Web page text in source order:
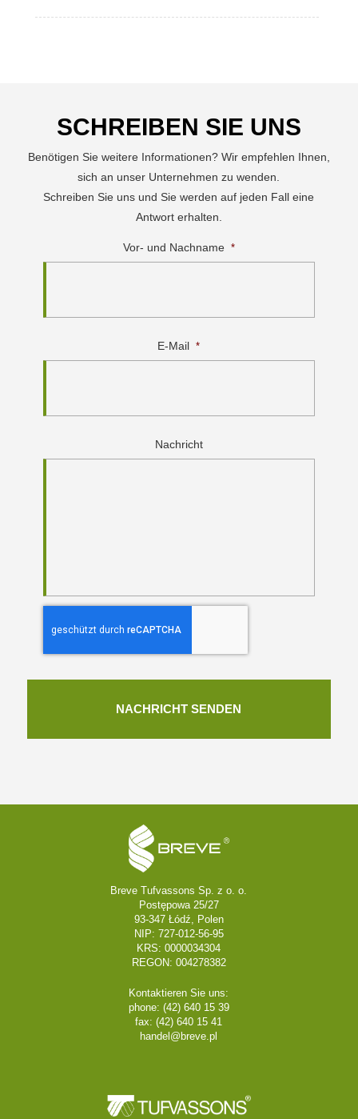
SCHREIBEN SIE UNS
Benötigen Sie weitere Informationen? Wir empfehlen Ihnen,
sich an unser Unternehmen zu wenden.
Schreiben Sie uns und Sie werden auf jeden Fall eine
Antwort erhalten.
Vor- und Nachname *
E-Mail *
Nachricht
Breve Tufvassons Sp. z o. o.
Postępowa 25/27
93-347 Łódź, Polen
NIP: 727-012-56-95
KRS: 0000034304
REGON: 004278382
Kontaktieren Sie uns:
phone: (42) 640 15 39
fax: (42) 640 15 41
handel@breve.pl